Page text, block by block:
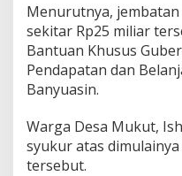
Menurutnya,
sekitar Rp25 miliar
Bantuan Khusus
Pendapatan dan
Banyuasin.
Warga Desa Mukut,
syukur atas
tersebut.